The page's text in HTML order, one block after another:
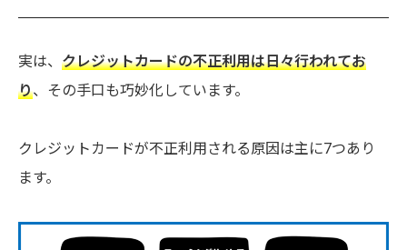
実は、 クレジットカードの不正利用は日々行われてお
り、その手口も巧妙化しています。
クレジットカードが不正利用される原因は主に7つあり
ます。